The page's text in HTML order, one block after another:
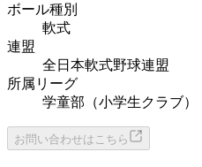
ボール種別
軟式
連盟
全日本軟式野球連盟
所属リーグ
学童部（小学生クラブ）
お問い合わせはこちら